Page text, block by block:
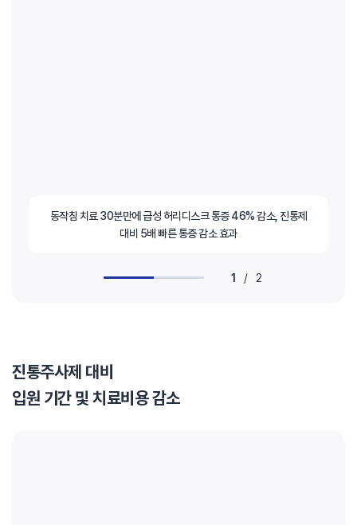
동작침 치료 30분만에 급성 허리디스크 통증 46% 감소, 진통제
대비 5배 빠른 통증 감소 효과
1 / 2
진통주사제 대비
입원 기간 및 치료비용 감소